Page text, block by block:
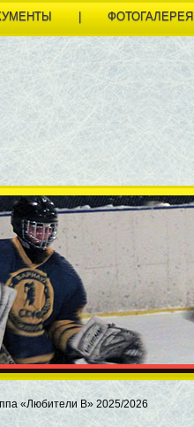
| ФОТОГАЛЕРЕЯ
«Любители B» 2025/2026